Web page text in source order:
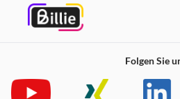
Folgen Sie